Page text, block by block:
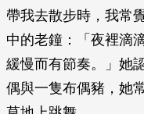
帶我去散步時，我常
中的老鐘：「夜裡滴
緩慢而有節奏。」她
偶與一隻布偶豬，她